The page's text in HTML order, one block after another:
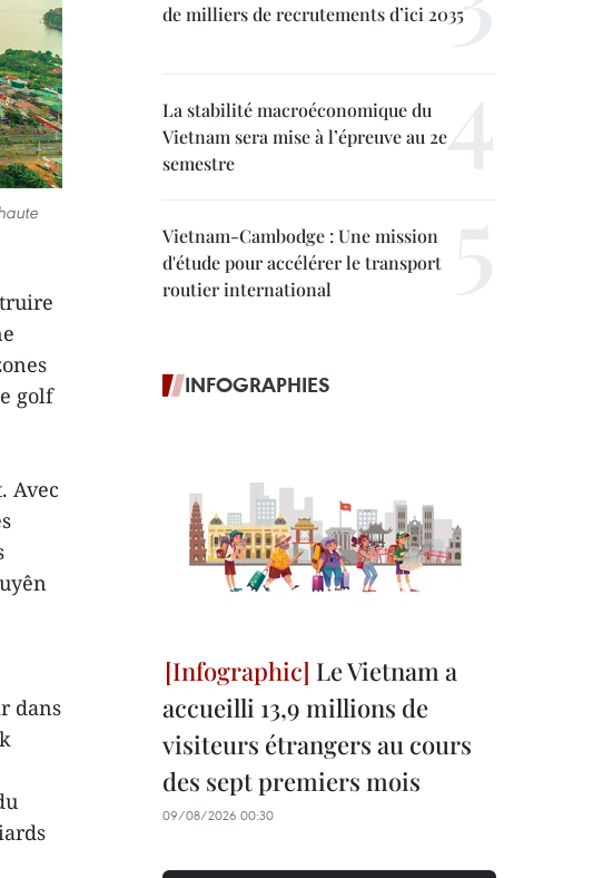
golf
Avec
dans
de milliers de recrutements d’ici 2035
La stabilité macroéconomique du
Vietnam sera mise à l’épreuve au 2e
semestre
Vietnam-Cambodge : Une mission
d'étude pour accélérer le transport
routier international
INFOGRAPHIES
Le Vietnam a
accueilli 13,9 millions de
visiteurs étrangers au cours
des sept premiers mois
09/08/2026 00:30